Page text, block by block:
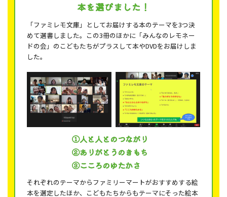
本を選びました！
「ファミレモ文庫」としてお届けする本のテーマを3つ決
めて選書しました。この3冊のほかに「みんなのレモネー
ドの会」のこどもたちがプラスして本やDVDをお届けしま
した。
①人と人とのつながり
②ありがとうのきもち
③こころのゆたかさ
それぞれのテーマからファミリーマートがおすすめする絵
本を選定したほか、こどもたちからもテーマにそった絵本